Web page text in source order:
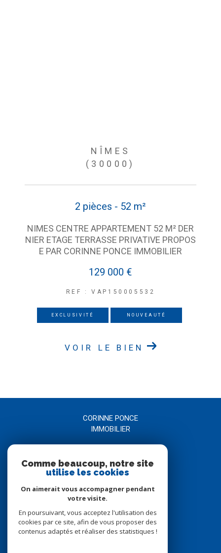
NÎMES
(30000)
2 pièces - 52 m²
NIMES CENTRE APPARTEMENT 52 M² DER
NIER ETAGE TERRASSE PRIVATIVE PROPOS
E PAR CORINNE PONCE IMMOBILIER
129 000 €
REF : VAP150005532
EXCLUSIVITÉ NOUVEAUTÉ
VOIR LE BIEN
CORINNE PONCE
IMMOBILIER
agence@corinneponce.com
7, Avenue Jean Jaurès
Nous suivre sur
Comme beaucoup, notre site
utilise les cookies
On aimerait vous accompagner pendant
votre visite.
En poursuivant, vous acceptez l'utilisation des
cookies par ce site, afin de vous proposer des
contenus adaptés et réaliser des statistiques !